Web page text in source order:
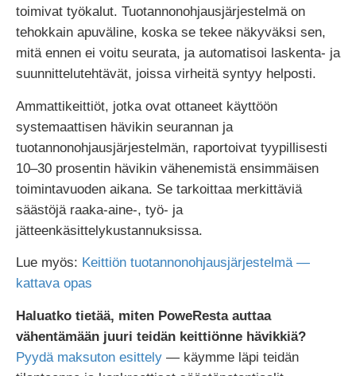
toimivat työkalut. Tuotannonohjausjärjestelmä on
tehokkain apuväline, koska se tekee näkyväksi sen,
mitä ennen ei voitu seurata, ja automatisoi laskenta- ja
suunnittelutehtävät, joissa virheitä syntyy helposti.
Ammattikeittiöt, jotka ovat ottaneet käyttöön
systemaattisen hävikin seurannan ja
tuotannonohjausjärjestelmän, raportoivat tyypillisesti
10–30 prosentin hävikin vähenemistä ensimmäisen
toimintavuoden aikana. Se tarkoittaa merkittäviä
säästöjä raaka-aine-, työ- ja
jätteenkäsittelykustannuksissa.
Lue myös: Keittiön tuotannonohjausjärjestelmä —
kattava opas
Haluatko tietää, miten PoweResta auttaa
vähentämään juuri teidän keittiönne hävikkiä?
Pyydä maksuton esittely — käymme läpi teidän